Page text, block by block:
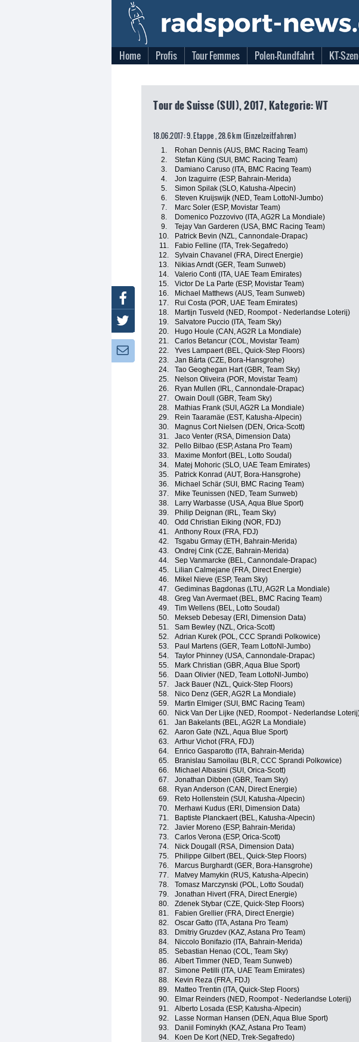
Home Profis Tour Femmes Polen-Rundfahrt KT-
Tour de Suisse (SUI), 2017, Kategorie: WT
18.06.2017: 9. Etappe , 28.6 km (Einzelzeitfahren)
1. Rohan Dennis (AUS, BMC Racing Team)
2.
Stefan Küng (SUI, BMC Racing Team)
3.
Damiano Caruso (ITA, BMC Racing Team)
4.
Jon Izaguirre (ESP, Bahrain-Merida)
5.
Simon Spilak (SLO, Katusha-Alpecin)
6.
Steven Kruijswijk (NED, Team LottoNl-Jumbo)
7.
Marc Soler (ESP, Movistar Team)
8.
Domenico Pozzovivo (ITA, AG2R La Mondiale)
9.
Tejay Van Garderen (USA, BMC Racing Team)
10.
Patrick Bevin (NZL, Cannondale-Drapac)
11.
Fabio Felline (ITA, Trek-Segafredo)
12.
Sylvain Chavanel (FRA, Direct Energie)
13.
Nikias Arndt (GER, Team Sunweb)
14.
Valerio Conti (ITA, UAE Team Emirates)
15.
Victor De La Parte (ESP, Movistar Team)
16.
Michael Matthews (AUS, Team Sunweb)
17.
Rui Costa (POR, UAE Team Emirates)
18.
Martijn Tusveld (NED, Roompot - Nederlandse Loterij)
19.
Salvatore Puccio (ITA, Team Sky)
20.
Hugo Houle (CAN, AG2R La Mondiale)
21.
Carlos Betancur (COL, Movistar Team)
22.
Yves Lampaert (BEL, Quick-Step Floors)
23.
Jan Bárta (CZE, Bora-Hansgrohe)
24.
Tao Geoghegan Hart (GBR, Team Sky)
25.
Nelson Oliveira (POR, Movistar Team)
26.
Ryan Mullen (IRL, Cannondale-Drapac)
27.
Owain Doull (GBR, Team Sky)
28.
Mathias Frank (SUI, AG2R La Mondiale)
29.
Rein Taaramäe (EST, Katusha-Alpecin)
30.
Magnus Cort Nielsen (DEN, Orica-Scott)
31.
Jaco Venter (RSA, Dimension Data)
32.
Pello Bilbao (ESP, Astana Pro Team)
33.
Maxime Monfort (BEL, Lotto Soudal)
34.
Matej Mohoric (SLO, UAE Team Emirates)
35.
Patrick Konrad (AUT, Bora-Hansgrohe)
36.
Michael Schär (SUI, BMC Racing Team)
37.
Mike Teunissen (NED, Team Sunweb)
38.
Larry Warbasse (USA, Aqua Blue Sport)
39.
Philip Deignan (IRL, Team Sky)
40.
Odd Christian Eiking (NOR, FDJ)
41.
Anthony Roux (FRA, FDJ)
42.
Tsgabu Grmay (ETH, Bahrain-Merida)
43.
Ondrej Cink (CZE, Bahrain-Merida)
44.
Sep Vanmarcke (BEL, Cannondale-Drapac)
45.
Lilian Calmejane (FRA, Direct Energie)
46.
Mikel Nieve (ESP, Team Sky)
47.
Gediminas Bagdonas (LTU, AG2R La Mondiale)
48.
Greg Van Avermaet (BEL, BMC Racing Team)
49.
Tim Wellens (BEL, Lotto Soudal)
50.
Mekseb Debesay (ERI, Dimension Data)
51.
Sam Bewley (NZL, Orica-Scott)
52.
Adrian Kurek (POL, CCC Sprandi Polkowice)
53.
Paul Martens (GER, Team LottoNl-Jumbo)
54.
Taylor Phinney (USA, Cannondale-Drapac)
55.
Mark Christian (GBR, Aqua Blue Sport)
56.
Daan Olivier (NED, Team LottoNl-Jumbo)
57.
Jack Bauer (NZL, Quick-Step Floors)
58.
Nico Denz (GER, AG2R La Mondiale)
59.
Martin Elmiger (SUI, BMC Racing Team)
60.
Nick Van Der Lijke (NED, Roompot - Nederlandse
61.
Jan Bakelants (BEL, AG2R La Mondiale)
62.
Aaron Gate (NZL, Aqua Blue Sport)
63.
Arthur Vichot (FRA, FDJ)
64.
Enrico Gasparotto (ITA, Bahrain-Merida)
65.
Branislau Samoilau (BLR, CCC Sprandi Polkowice)
66.
Michael Albasini (SUI, Orica-Scott)
67.
Jonathan Dibben (GBR, Team Sky)
68.
Ryan Anderson (CAN, Direct Energie)
69.
Reto Hollenstein (SUI, Katusha-Alpecin)
70.
Merhawi Kudus (ERI, Dimension Data)
71.
Baptiste Planckaert (BEL, Katusha-Alpecin)
72.
Javier Moreno (ESP, Bahrain-Merida)
73.
Carlos Verona (ESP, Orica-Scott)
74.
Nick Dougall (RSA, Dimension Data)
75.
Philippe Gilbert (BEL, Quick-Step Floors)
76.
Marcus Burghardt (GER, Bora-Hansgrohe)
77.
Matvey Mamykin (RUS, Katusha-Alpecin)
78.
Tomasz Marczynski (POL, Lotto Soudal)
79.
Jonathan Hivert (FRA, Direct Energie)
80.
Zdenek Stybar (CZE, Quick-Step Floors)
81.
Fabien Grellier (FRA, Direct Energie)
82.
Oscar Gatto (ITA, Astana Pro Team)
83.
Dmitriy Gruzdev (KAZ, Astana Pro Team)
84.
Niccolo Bonifazio (ITA, Bahrain-Merida)
85.
Sebastian Henao (COL, Team Sky)
86.
Albert Timmer (NED, Team Sunweb)
87.
Simone Petilli (ITA, UAE Team Emirates)
88.
Kevin Reza (FRA, FDJ)
89.
Matteo Trentin (ITA, Quick-Step Floors)
90.
Elmar Reinders (NED, Roompot - Nederlandse Loterij)
91.
Alberto Losada (ESP, Katusha-Alpecin)
92.
Lasse Norman Hansen (DEN, Aqua Blue Sport)
93.
Daniil Fominykh (KAZ, Astana Pro Team)
94.
Koen De Kort (NED, Trek-Segafredo)
Facebook
Twitter
Newsletter: